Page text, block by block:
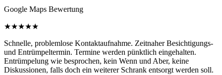
Google Maps Bewertung
★★★★★
Schnelle, problemlose Kontaktaufnahme. Zeitnaher Besichtigungs-
und Entrümpeltermin. Termine werden pünktlich eingehalten.
Entrümpelung wie besprochen, kein Wenn und Aber, keine
Diskussionen, falls doch ein weiterer Schrank entsorgt werden soll.